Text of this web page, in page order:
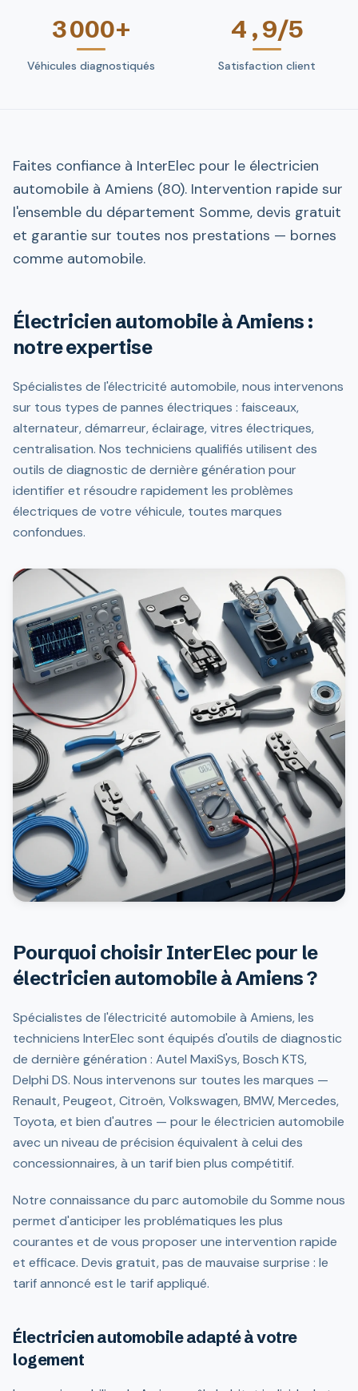
3 000+
Véhicules diagnostiqués
4,9/5
Satisfaction client
Faites confiance à InterElec pour le électricien
automobile à Amiens (80). Intervention rapide sur
l'ensemble du département Somme, devis gratuit
et garantie sur toutes nos prestations — bornes
comme automobile.
Électricien automobile à Amiens :
notre expertise
Spécialistes de l'électricité automobile, nous intervenons
sur tous types de pannes électriques : faisceaux,
alternateur, démarreur, éclairage, vitres électriques,
centralisation. Nos techniciens qualifiés utilisent des
outils de diagnostic de dernière génération pour
identifier et résoudre rapidement les problèmes
électriques de votre véhicule, toutes marques
confondues.
Pourquoi choisir InterElec pour le
électricien automobile à Amiens ?
Spécialistes de l'électricité automobile à Amiens, les
techniciens InterElec sont équipés d'outils de diagnostic
de dernière génération : Autel MaxiSys, Bosch KTS,
Delphi DS. Nous intervenons sur toutes les marques —
Renault, Peugeot, Citroën, Volkswagen, BMW, Mercedes,
Toyota, et bien d'autres — pour le électricien automobile
avec un niveau de précision équivalent à celui des
concessionnaires, à un tarif bien plus compétitif.
Notre connaissance du parc automobile du Somme nous
permet d'anticiper les problématiques les plus
courantes et de vous proposer une intervention rapide
et efficace. Devis gratuit, pas de mauvaise surprise : le
tarif annoncé est le tarif appliqué.
Électricien automobile adapté à votre
logement